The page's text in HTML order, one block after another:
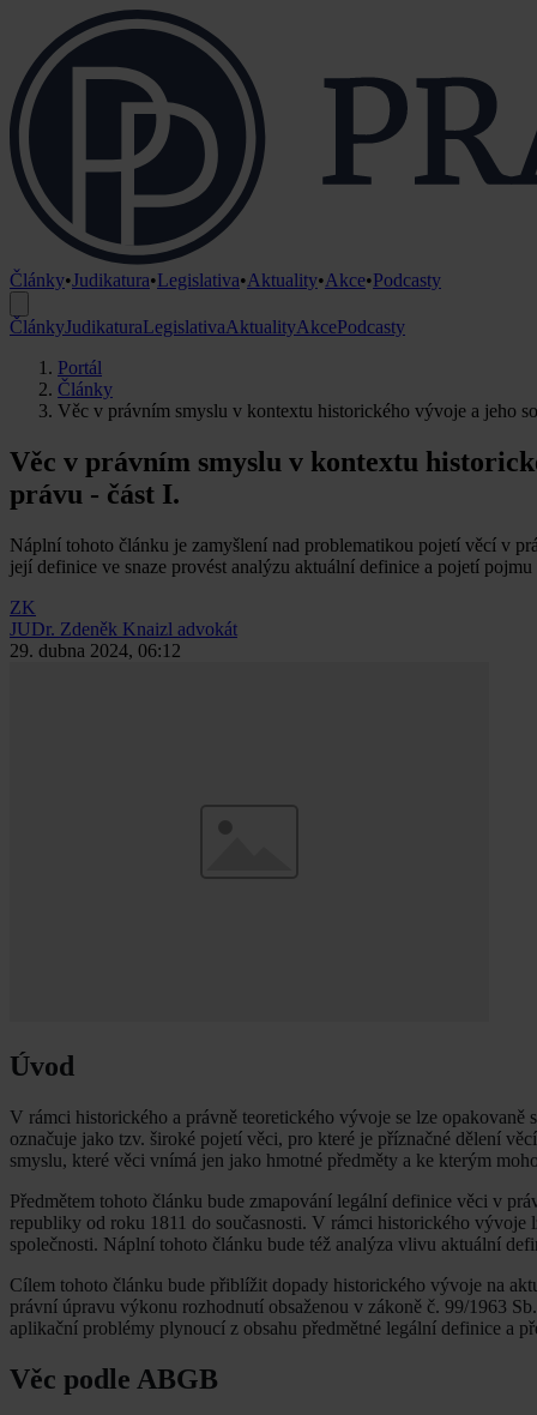
Články•Judikatura•Legislativa•Aktuality•Akce•Podcasty
ČlánkyJudikaturaLegislativaAktualityAkcePodcasty
Portál
Články
Věc v právním smyslu v kontextu historického vývoje a jeho
Věc v právním smyslu v kontextu
právu - část I.
Náplní tohoto článku je zamyšlení nad problematikou pojetí věcí v
její definice ve snaze provést analýzu aktuální definice a pojetí
ZK
JUDr. Zdeněk Knaizl advokát
29. dubna 2024, 06:12
Úvod
V rámci historického a právně teoretického vývoje se lze
označuje jako tzv. široké pojetí věci, pro které je příznačné dělení
smyslu, které věci vnímá jen jako hmotné předměty a ke kterým
Předmětem tohoto článku bude zmapování legální definice věci v
republiky od roku 1811 do současnosti. V rámci historického
společnosti. Náplní tohoto článku bude též analýza vlivu aktuální
Cílem tohoto článku bude přiblížit dopady historického vývoje na
právní úpravu výkonu rozhodnutí obsaženou v zákoně č. 99/1963
aplikační problémy plynoucí z obsahu předmětné legální definice a
Věc podle ABGB